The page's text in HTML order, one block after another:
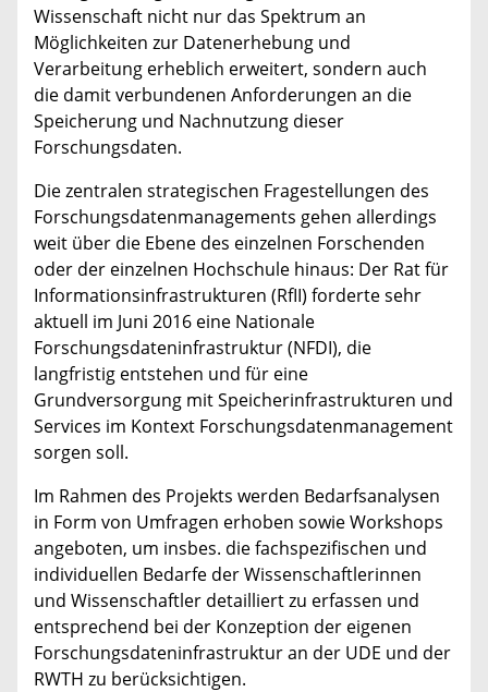
Wissenschaft nicht nur das Spektrum an
Möglichkeiten zur Datenerhebung und
Verarbeitung erheblich erweitert, sondern auch
die damit verbundenen Anforderungen an die
Speicherung und Nachnutzung dieser
Forschungsdaten.
Die zentralen strategischen Fragestellungen des
Forschungsdatenmanagements gehen allerdings
weit über die Ebene des einzelnen Forschenden
oder der einzelnen Hochschule hinaus: Der Rat für
Informationsinfrastrukturen (RfII) forderte sehr
aktuell im Juni 2016 eine Nationale
Forschungsdateninfrastruktur (NFDI), die
langfristig entstehen und für eine
Grundversorgung mit Speicherinfrastrukturen und
Services im Kontext Forschungsdatenmanagement
sorgen soll.
Im Rahmen des Projekts werden Bedarfsanalysen
in Form von Umfragen erhoben sowie Workshops
angeboten, um insbes. die fachspezifischen und
individuellen Bedarfe der Wissenschaftlerinnen
und Wissenschaftler detailliert zu erfassen und
entsprechend bei der Konzeption der eigenen
Forschungsdateninfrastruktur an der UDE und der
RWTH zu berücksichtigen.